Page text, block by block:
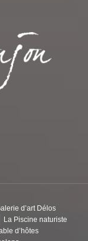
d’art Délos
La Piscine naturiste
d’hôtes